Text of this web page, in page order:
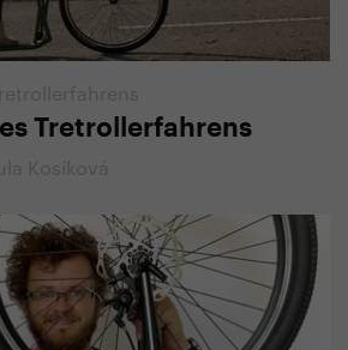
Tretrollerfahrens
Kosíková